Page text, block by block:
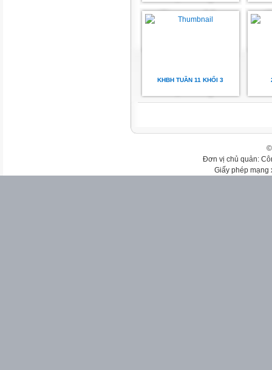
KHBH TUẦN 11 KHỐI 3
Đơn vị chủ quản:
Giấy phép mạng